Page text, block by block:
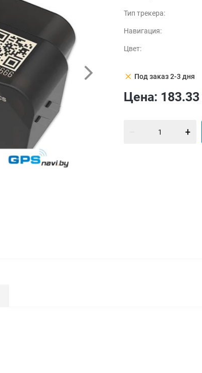
Тип трекера:
Навигация:
Цвет:
clear Под заказ 2-3 дня
Цена: 183.33